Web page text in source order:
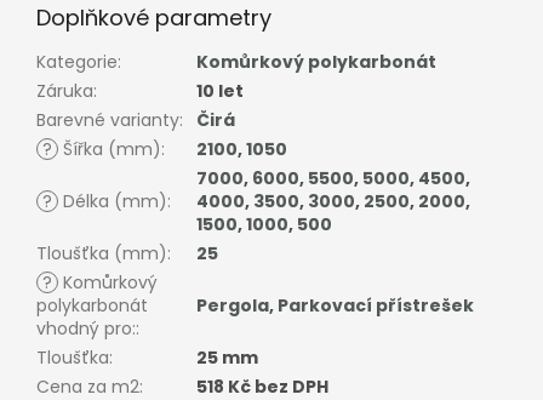
Doplňkové parametry
Kategorie:
Komůrkový polykarbonát
Záruka:
10 let
Barevné varianty:
Čirá
? Šířka (mm): 2100,1050
? Délka (mm):
7000, 6000, 5500, 5000, 4500,
4000, 3500, 3000, 2500, 2000,
1500,1000, 500
Tloušťka (mm):
25
? Komůrkový
polykarbonát
vhodný pro::
Pergola, Parkovací přístrešek
Tloušťka:
25 mm
Cena za m2:
518 Kč bez DPH